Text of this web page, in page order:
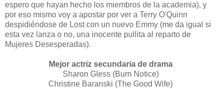
espero que hayan hecho los miembros de la academia), y
por eso mismo voy a apostar por ver a Terry O'Quinn
despidiéndose de Lost con un nuevo Emmy (me da igual si
esta vez lanza o no, una inocente pullita al reparto de
Mujeres Desesperadas).
Mejor actriz secundaria de drama
Sharon Gless (Burn Notice)
Christine Baranski (The Good Wife)